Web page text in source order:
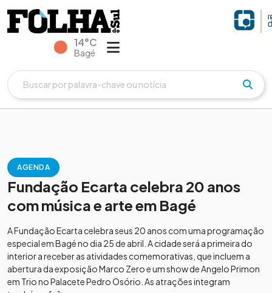
14°C
Bagé
AGENDA
Fundação Ecarta celebra 20 anos
com música e arte em Bagé
A Fundação Ecarta celebra seus 20 anos com uma programação
especial em Bagé no dia 25 de abril. A cidade será a primeira do
interior a receber as atividades comemorativas, que incluem a
abertura da exposição Marco Zero e um show de Angelo Primon
em Trio no Palacete Pedro Osório. As atrações integram